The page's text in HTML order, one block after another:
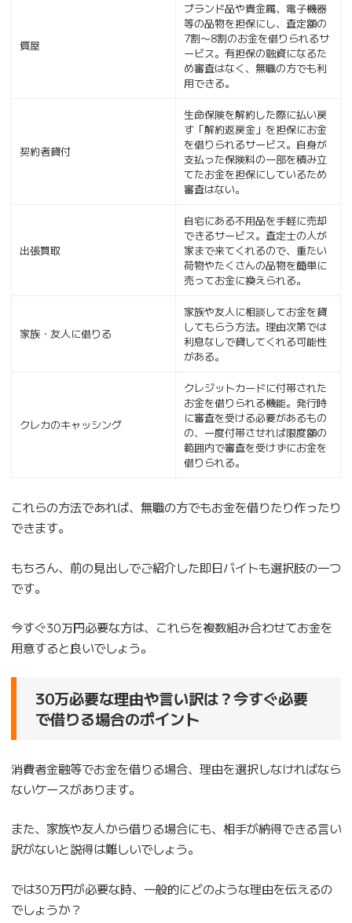
質屋
ブランド品や貴金属、電子機器
等の品物を担保にし、査定額の
7割〜8割のお金を借りられるサ
ービス。有担保の融資になるた
め審査はなく、無職の方でも利
用できる。
契約者貸付
生命保険を解約した際に払い戻
す「解約返戻金」を担保にお金
を借りられるサービス。自身が
支払った保険料の一部を積み立
てたお金を担保にしているため
審査はない。
出張買取
自宅にある不用品を手軽に売却
できるサービス。査定士の人が
家まで来てくれるので、重たい
荷物やたくさんの品物を簡単に
売ってお金に換えられる。
家族・友人に借りる
家族や友人に相談してお金を貸
してもらう方法。理由次第では
利息なしで貸してくれる可能性
がある。
クレカのキャッシング
クレジットカードに付帯された
お金を借りられる機能。発行時
に審査を受ける必要があるもの
の、一度付帯させれば限度額の
範囲内で審査を受けずにお金を
借りられる。
これらの方法であれば、無職の方でもお金を借りたり作ったり
できます。
もちろん、前の見出しでご紹介した即日バイトも選択肢の一つ
です。
今すぐ30万円必要な方は、これらを複数組み合わせてお金を
用意すると良いでしょう。
30万必要な理由や言い訳は？今すぐ必要
で借りる場合のポイント
消費者金融等でお金を借りる場合、理由を選択しなければなら
ないケースがあります。
また、家族や友人から借りる場合にも、相手が納得できる言い
訳がないと説得は難しいでしょう。
では30万円が必要な時、一般的にどのような理由を伝えるの
でしょうか？